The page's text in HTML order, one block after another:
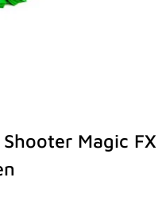
Magic FX